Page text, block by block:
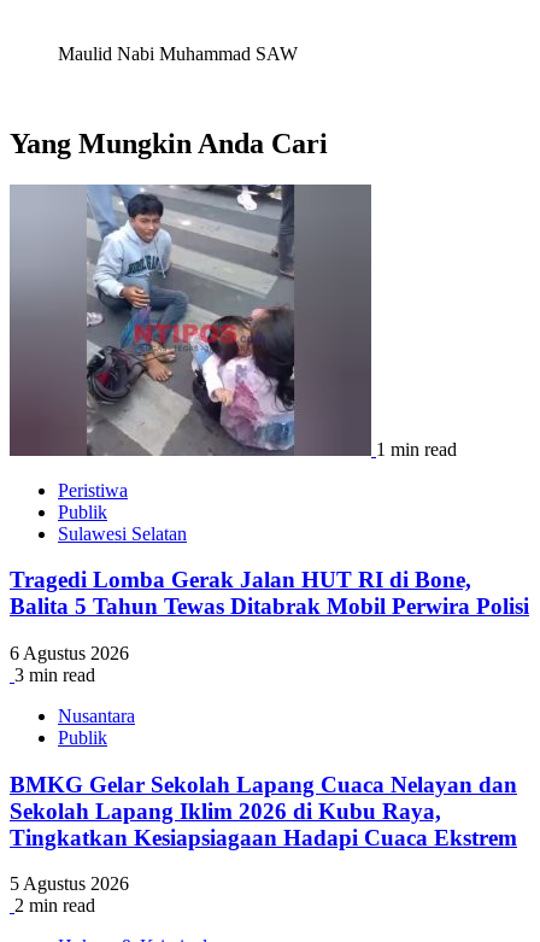
Maulid Nabi Muhammad SAW
Yang Mungkin Anda Cari
1 min read
Peristiwa
Publik
Sulawesi Selatan
Tragedi Lomba Gerak Jalan HUT RI di Bone,
Balita 5 Tahun Tewas Ditabrak Mobil Perwira Polisi
6 Agustus 2026
3 min read
Nusantara
Publik
BMKG Gelar Sekolah Lapang Cuaca Nelayan dan
Sekolah Lapang Iklim 2026 di Kubu Raya,
Tingkatkan Kesiapsiagaan Hadapi Cuaca Ekstrem
5 Agustus 2026
2 min read